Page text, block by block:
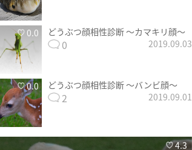
0.0 どうぶつ顔相性診断 〜カマキリ顔〜
0 2019.09.03
0.0 どうぶつ顔相性診断 〜バンビ顔〜
2 2019.09.01
4.3